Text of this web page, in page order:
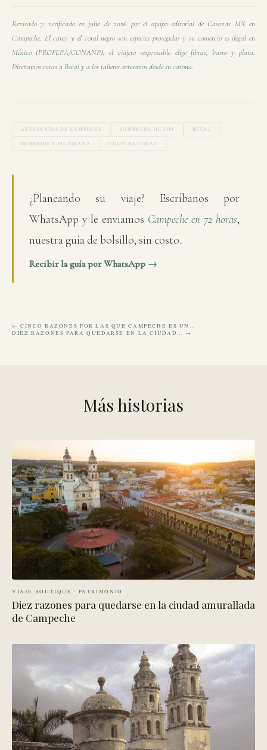
Revisado y verificado en julio de 2026 por el equipo editorial de Casonas MX en
Campeche. El carey y el coral negro son especies protegidas y su comercio es ilegal en
México (PROFEPA/CONANP); el viajero responsable elige fibras, barro y plata.
Diseñamos rutas a Becal y a los talleres artesanos desde su casona.
ARTESANÍAS DE CAMPECHE SOMBRERO DE JIPI BECAL
BORDADO Y FILIGRANA CULTURA LOCAL
¿Planeando su viaje? Escríbanos por
WhatsApp y le enviamos Campeche en 72 horas,
nuestra guía de bolsillo, sin costo.
Recibir la guía por WhatsApp →
← CINCO RAZONES POR LAS QUE CAMPECHE ES UN…
DIEZ RAZONES PARA QUEDARSE EN LA CIUDAD… →
Más historias
VIAJE BOUTIQUE · PATRIMONIO
Diez razones para quedarse en la ciudad amurallada
de Campeche